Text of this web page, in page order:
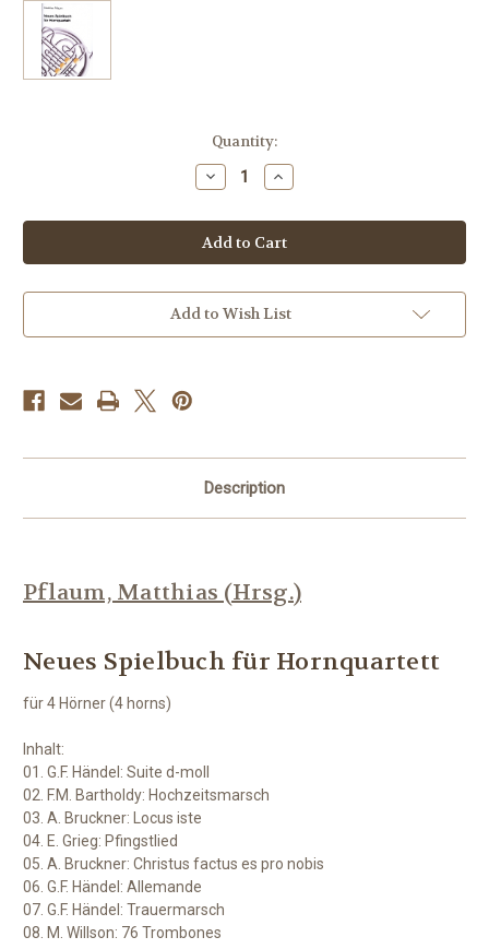
Quantity:
Decrease
Quantity
Pflaum,
Matthias
(Arr.)
-
Spielbuch
fÌ_r
Increase
Quantity
Pflaum,
Matthias
(Arr.)
-
Spielbuch
fÌ_r
Add to Wish List
Description
Pflaum, Matthias (Hrsg.)
Neues Spielbuch für Hornquartett
für 4 Hörner (4 horns)
Inhalt:
01. G.F. Händel: Suite d-moll
02. F.M. Bartholdy: Hochzeitsmarsch
03. A. Bruckner: Locus iste
04. E. Grieg: Pfingstlied
05. A. Bruckner: Christus factus es pro nobis
06. G.F. Händel: Allemande
07. G.F. Händel: Trauermarsch
08. M. Willson: 76 Trombones